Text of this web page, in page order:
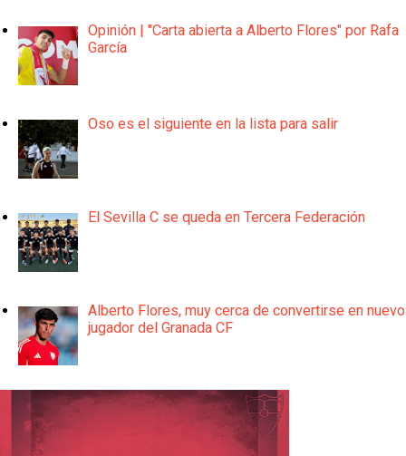
Opinión | "Carta abierta a Alberto Flores" por Rafa
García
Oso es el siguiente en la lista para salir
El Sevilla C se queda en Tercera Federación
Alberto Flores, muy cerca de convertirse en nuevo
jugador del Granada CF